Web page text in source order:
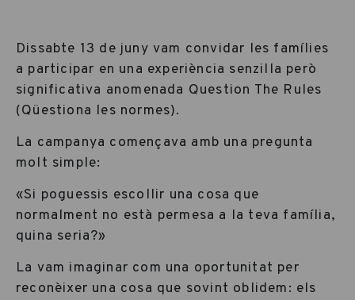
Dissabte 13 de juny vam convidar les famílies
a participar en una experiència senzilla però
significativa anomenada Question The Rules
(Qüestiona les normes).
La campanya començava amb una pregunta
molt simple:
«Si poguessis escollir una cosa que
normalment no està permesa a la teva família,
quina seria?»
La vam imaginar com una oportunitat per
reconèixer una cosa que sovint oblidem: els